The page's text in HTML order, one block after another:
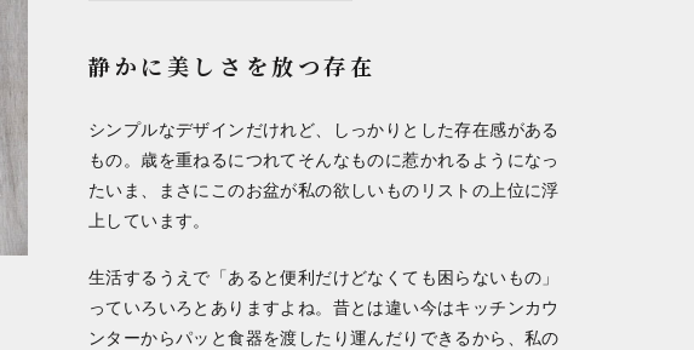
静かに美しさを放つ存在
シンプルなデザインだけれど、しっかりとした存在感がある
もの。歳を重ねるにつれてそんなものに惹かれるようになっ
たいま、まさにこのお盆が私の欲しいものリストの上位に浮
上しています。
生活するうえで「あると便利だけどなくても困らないもの」
っていろいろとありますよね。昔とは違い今はキッチンカウ
ンターからパッと食器を渡したり運んだりできるから、私の